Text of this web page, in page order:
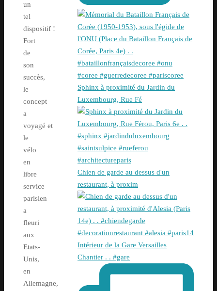
un
tel
dispositif !
Fort
de
son
succès,
le
concept
a
voyagé et
le
vélo
en
libre
service
parisien
a
fleuri
aux
Etats-
Unis,
en
Allemagne,
Sphinx à proximité du Jardin du
Luxembourg, Rue Fé
Chien de garde au dessus d'un
restaurant, à proxim
Intérieur de la Gare Versailles
Chantier . . #gare